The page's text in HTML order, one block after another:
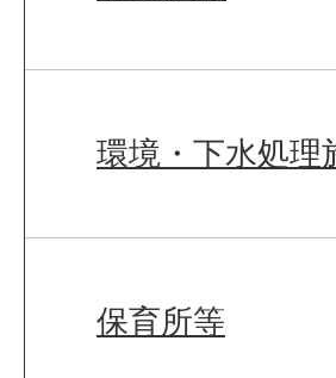
環境・下水処理
保育所等